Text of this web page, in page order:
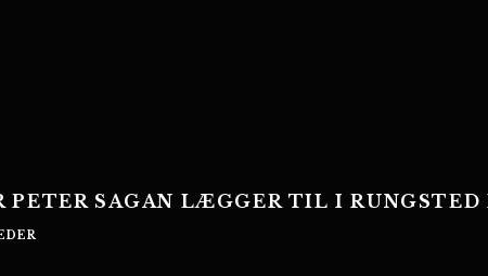
PETER SAGAN LÆGGER TIL I RUNGSTED